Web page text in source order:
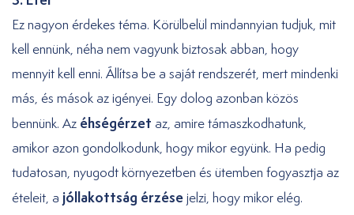
Ez nagyon érdekes téma. Körülbelül mindannyian tudjuk, mit
kell ennünk, néha nem vagyunk biztosak abban, hogy
mennyit kell enni. Állítsa be a saját rendszerét, mert mindenki
más, és mások az igényei. Egy dolog azonban közös
bennünk. Az éhségérzet az, amire támaszkodhatunk,
amikor azon gondolkodunk, hogy mikor együnk. Ha pedig
tudatosan, nyugodt környezetben és ütemben fogyasztja az
ételeit, a jóllakottság érzésejelzi, hogy mikor elég.